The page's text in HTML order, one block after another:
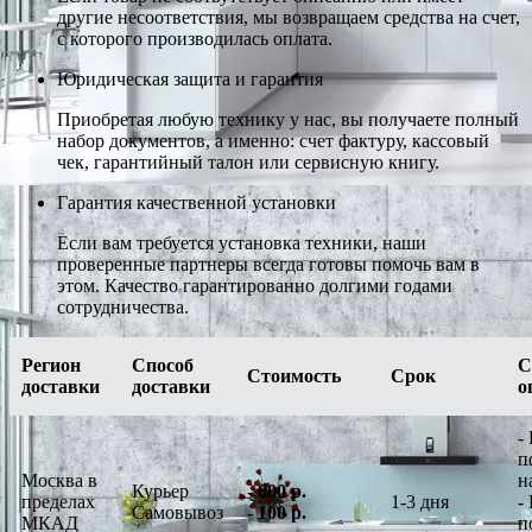
другие несоответствия, мы возвращаем средства на счет,
с которого производилась оплата.
Юридическая защита и гарантия
Приобретая любую технику у нас, вы получаете полный
набор документов, а именно: счет фактуру, кассовый
чек, гарантийный талон или сервисную книгу.
Гарантия качественной установки
Если вам требуется установка техники, наши
проверенные партнеры всегда готовы помочь вам в
этом. Качество гарантированно долгими годами
сотрудничества.
Регион
доставки
Способ
доставки
Стоимость Срок
Москва в
пределах
МКАД
Курьер
Самовывоз
-600 р.
-100 р.
1-3 дня
-
-